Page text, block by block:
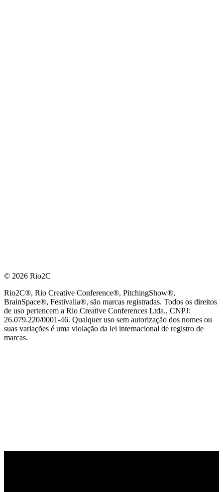
© 2026 Rio2C
Rio2C®, Rio Creative Conference®, PitchingShow®,
BrainSpace®, Festivalia®, são marcas registradas. Todos os direitos
de uso pertencem a Rio Creative Conferences Ltda., CNPJ:
26.079.220/0001-46. Qualquer uso sem autorização dos nomes ou
suas variações é uma violação da lei internacional de registro de
marcas.